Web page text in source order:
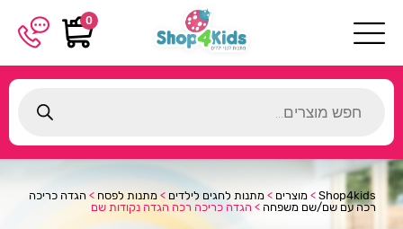
0
search
Shop4kids
> מוצרים > מתנות לחגים לילדים > מתנות לפסח > הגדה כריכה
רכה עם שם/שם משפחה > הגדה כריכה רכה הגדה נקודות שם